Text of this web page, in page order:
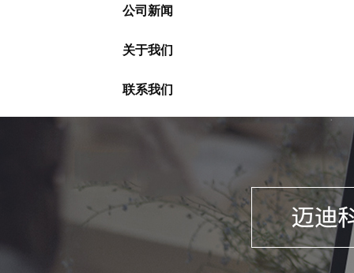
公司新闻
关于我们
联系我们